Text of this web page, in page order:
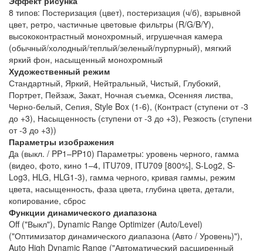
8 типов: Постеризация (цвет), постеризация (ч/б), взрывной
цвет, ретро, частичные цветовые фильтры (R/G/B/Y),
высококонтрастный монохромный, игрушечная камера
(обычный/холодный/теплый/зеленый/пурпурный), мягкий
яркий фон, насыщенный монохромный
Художественный режим
Стандартный, Яркий, Нейтральный, Чистый, Глубокий,
Портрет, Пейзаж, Закат, Ночная съемка, Осенняя листва,
Черно-белый, Сепия, Style Box (1-6), (Контраст (ступени от -3
до +3), Насыщенность (ступени от -3 до +3), Резкость (ступени
от -3 до +3))
Параметры изображения
Да (выкл. / PP1–PP10) Параметры: уровень черного, гамма
(видео, фото, кино 1–4, ITU709, ITU709 [800%], S-Log2, S-
Log3, HLG, HLG1-3), гамма черного, кривая гаммы, режим
цвета, насыщенность, фаза цвета, глубина цвета, детали,
копирование, сброс
Функции динамического диапазона
Off ("Выкл"), Dynamic Range Optimizer (Auto/Level)
("Оптимизатор динамического диапазона (Авто / Уровень)"),
Auto High Dynamic Range ("Автоматический расширенный